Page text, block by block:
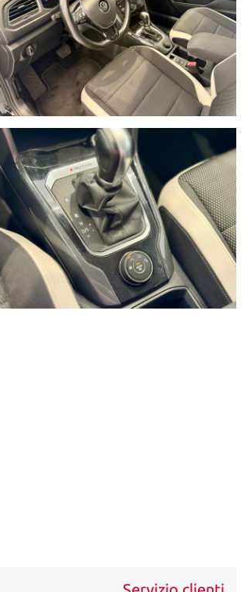
potrebbero non coincidere con
via mail le caratteristiche dello specifico
e non costituiscono in alcun modo un